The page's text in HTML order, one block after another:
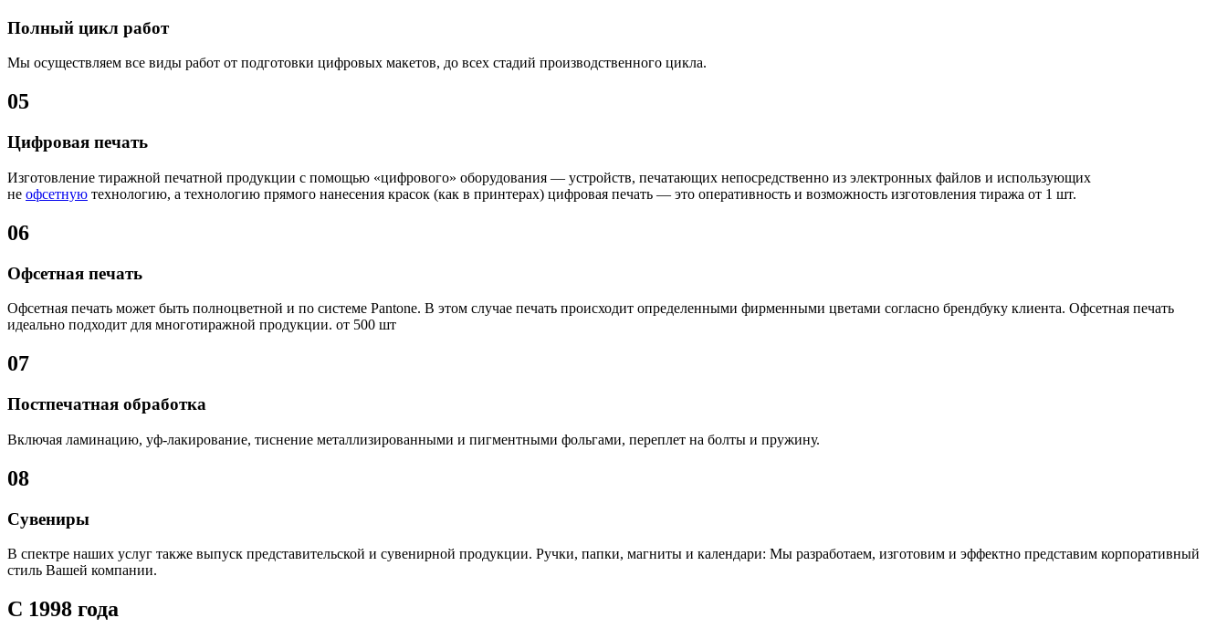
Полный цикл работ
Мы осуществляем все виды работ от подготовки цифровых макетов, до всех стадий производственного цикла.
05
Цифровая печать
Изготовление тиражной печатной продукции с помощью «цифрового» оборудования — устройств, печатающих непосредственно из электронных файлов и использующих
не офсетную технологию, а технологию прямого нанесения красок (как в принтерах) цифровая печать — это оперативность и возможность изготовления тиража от 1 шт.
06
Офсетная печать
Офсетная печать может быть полноцветной и по системе Pantone. В этом случае печать происходит определенными фирменными цветами согласно брендбуку клиента. Офсетная печать
идеально подходит для многотиражной продукции. от 500 шт
07
Постпечатная обработка
Включая ламинацию, уф-лакирование, тиснение металлизированными и пигментными фольгами, переплет на болты и пружину.
08
Сувениры
В спектре наших услуг также выпуск представительской и сувенирной продукции. Ручки, папки, магниты и календари: Мы разработаем, изготовим и эффектно представим корпоративный
стиль Вашей компании.
С 1998 года